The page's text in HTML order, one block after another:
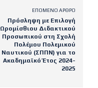
ΕΠΌΜΕΝΟ ΆΡΘΡΟ
Πρόσληψη με Επιλογή
Ωρομίσθιου Διδακτικού
Προσωπικού στη Σχολή
Πολέμου Πολεμικού
Ναυτικού (ΣΠΠΝ) για το
Ακαδημαϊκό Έτος 2024-
2025